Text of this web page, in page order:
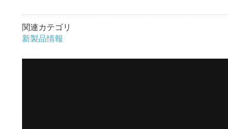
関連カテゴリ
新製品情報